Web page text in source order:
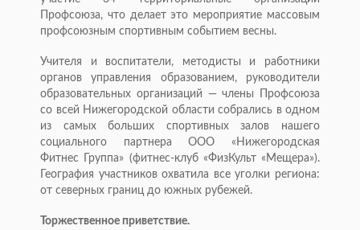
Профсоюза, что делает это мероприятие массовым
профсоюзным спортивным событием весны.
Учителя и воспитатели, методисты и работники
органов управления образованием, руководители
образовательных организаций — члены Профсоюза
со всей Нижегородской области собрались в одном
из самых больших спортивных залов нашего
социального партнера ООО «Нижегородская
Фитнес Группа» (фитнес-клуб «ФизКульт «Мещера»).
География участников охватила все уголки региона:
от северных границ до южных рубежей.
Торжественное приветствие.